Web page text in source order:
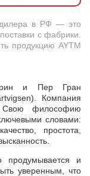
дилера в РФ — это
с фабрики.
продукцию AYTM
и Пер Гран
Компания
Свою философию
словами:
простота,
продумывается и
уверенным, что